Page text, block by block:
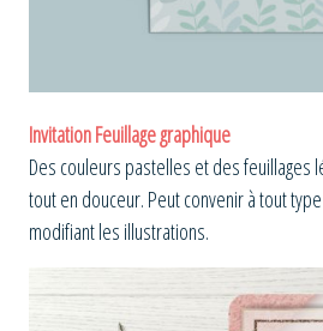
Invitation Feuillage graphique
Des couleurs pastelles et des feuillages
tout en douceur. Peut convenir à tout
modifiant les illustrations.